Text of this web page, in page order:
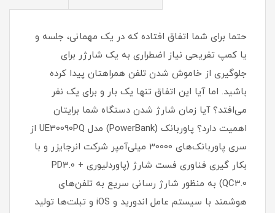
حتما برای شما اتفاق افتاده که در یک مهمانی، جلسه و
یا کمپ تفریحی نیاز اضطراری به یک شارژر برای
جلوگیری از خاموش شدن تلفن همراهتان پیدا کرده
باشید. اما آیا این اتفاق تنها یک بار و برای یک نفر
می‌افتد؟ آیا زمان شارژ شدن دستگاه شما برایتان
اهمیت دارد؟ پاوربانک (PowerBank) مدل UE30090PQ از
سری پاوربانک‌های 30000 میلی‌آمپر شرکت انرجایزر و با
بکار گیری فناوری فست شارژ (پاوردلیوری PD3.0 +
QC3.0) به منظور شارژ رسانی سریع به تلفن‌های
هوشمند با سیستم عامل اندورید و iOS و تبلت‌ها تولید